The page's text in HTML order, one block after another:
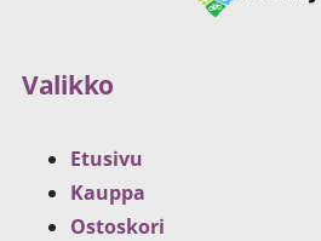
Valikko
Etusivu
Kauppa
Ostoskori